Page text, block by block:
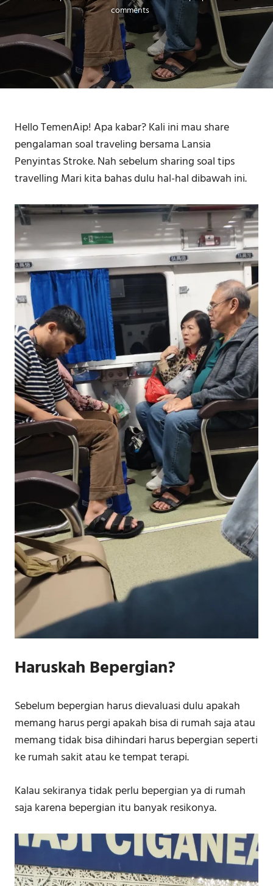
comments
Hello TemenAip! Apa kabar? Kali ini mau share
pengalaman soal traveling bersama Lansia
Penyintas Stroke. Nah sebelum sharing soal tips
travelling Mari kita bahas dulu hal-hal dibawah ini.
Haruskah Bepergian?
Sebelum bepergian harus dievaluasi dulu apakah
memang harus pergi apakah bisa di rumah saja atau
memang tidak bisa dihindari harus bepergian seperti
ke rumah sakit atau ke tempat terapi.
Kalau sekiranya tidak perlu bepergian ya di rumah
saja karena bepergian itu banyak resikonya.